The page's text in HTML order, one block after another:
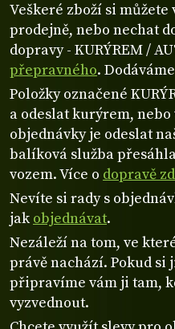
Veškeré zboží si můžete
prodejně, nebo nechat
dopravy - KURÝREM /
přepravného.
Položky označené
a odeslat kurýrem,
objednávky je odeslat
balíková služba
vozem. Více o dopravě
Nevíte si rady s
jakobjednávat.
Nezáleží na tom, ve
právě nachází. Pokud si
připravíme vám ji tam,
vyzvednout.